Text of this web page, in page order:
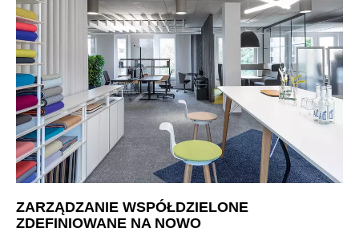
ZARZĄDZANIE WSPÓŁDZIELONE
ZDEFINIOWANE NA NOWO